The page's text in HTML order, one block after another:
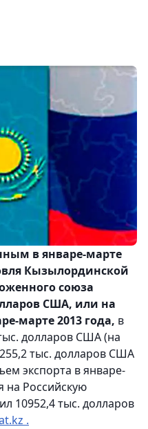
в январе-марте
Кызылординской
союза
США, или на
марте 2013 года, в
долларов США (на
тыс. долларов США
экспорта в январе-
на Российскую
10952,4 тыс. долларов
.